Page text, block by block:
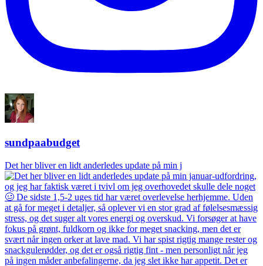
sundpaabudget
Det her bliver en lidt anderledes update på min j